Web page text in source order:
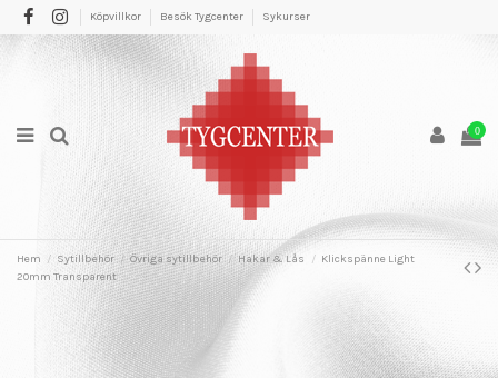
Köpvillkor Besök Tygcenter Sykurser
0
Hem Sytillbehör Övriga sytillbehör Hakar & Lås
Klickspänne Light
20mm Transparent